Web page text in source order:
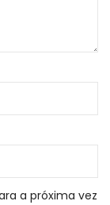
a próxima vez